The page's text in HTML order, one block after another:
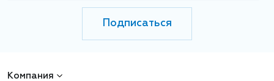
Подписаться
Компания